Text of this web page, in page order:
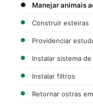
Manejar animais
Construir esteiras
Providenciar
Instalar sistema
Instalar filtros
Retornar ostras